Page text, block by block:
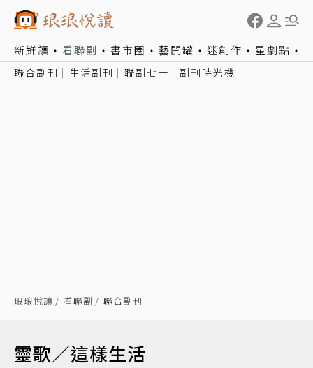
新鮮讀 看聯副 書市圈 藝開罐 迷創作 星劇點
聯合副刊 生活副刊 聯副七十 副刊時光機
琅琅悅讀 看聯副 聯合副刊
靈歌／這樣生活